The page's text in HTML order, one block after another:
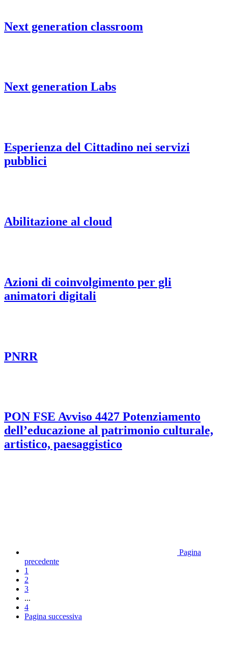
Next generation classroom
Next generation Labs
Esperienza del Cittadino nei servizi
pubblici
Abilitazione al cloud
Azioni di coinvolgimento per gli
animatori digitali
PNRR
PON FSE Avviso 4427 Potenziamento
dell’educazione al patrimonio culturale,
artistico, paesaggistico
Pagina
precedente
1
2
3
...
4
Pagina successiva